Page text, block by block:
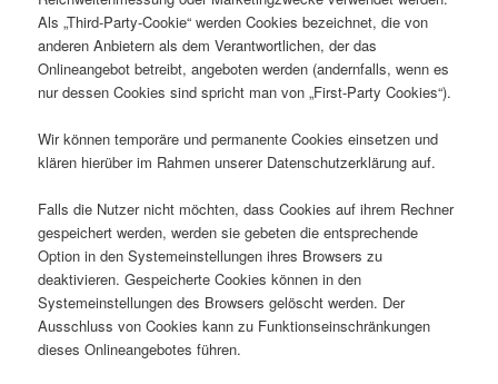
Als „Third-Party-Cookie“ werden Cookies bezeichnet, die von
anderen Anbietern als dem Verantwortlichen, der das
Onlineangebot betreibt, angeboten werden (andernfalls, wenn es
nur dessen Cookies sind spricht man von „First-Party Cookies“).
Wir können temporäre und permanente Cookies einsetzen und
klären hierüber im Rahmen unserer Datenschutzerklärung auf.
Falls die Nutzer nicht möchten, dass Cookies auf ihrem Rechner
gespeichert werden, werden sie gebeten die entsprechende
Option in den Systemeinstellungen ihres Browsers zu
deaktivieren. Gespeicherte Cookies können in den
Systemeinstellungen des Browsers gelöscht werden. Der
Ausschluss von Cookies kann zu Funktionseinschränkungen
dieses Onlineangebotes führen.